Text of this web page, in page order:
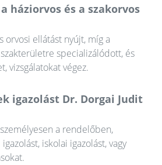
háziorvos és a szakorvos
orvosi ellátást nyújt, míg a
specializálódott, és
vizsgálatokat végez.
igazolást Dr. Dorgai Judit
a rendelőben,
iskolai igazolást, vagy